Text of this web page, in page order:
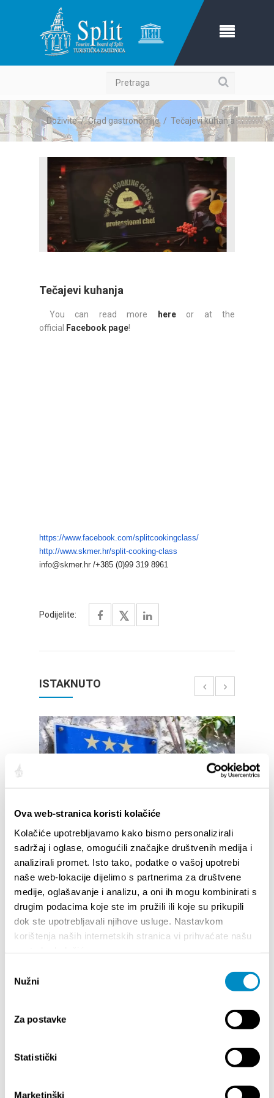
Ova web-stranica koristi kolačiće
Kolačiće upotrebljavamo kako bismo personalizirali
sadržaj i oglase, omogućili značajke društvenih medija i
analizirali promet. Isto tako, podatke o vašoj upotrebi
naše web-lokacije dijelimo s partnerima za društvene
medije, oglašavanje i analizu, a oni ih mogu kombinirati s
drugim podacima koje ste im pružili ili koje su prikupili
dok ste upotrebljavali njihove usluge. Nastavkom
korištenja naših internetskih stranica vi prihvaćate našu
pristanka
Nužni
Za postavke
Statistički
Marketinški
Pretraga
Doživite/Grad gastronomije/ Tečajevi kuhanja
Tečajevi kuhanja
You can read more hereor at the
official
Facebook page!
https://www.facebook.com/splitcookingclass/
http://www.skmer.hr/split-cooking-class
info@skmer.hr /+385 (0)99 319 8961
Podijelite:
ISTAKNUTO
STUPA NA SNAGU POČETKOM 2027. - VAŽNA
INFORMACIJA – IZDAVANJE REGISTRACIJSKOG
BROJA
DOGAĐANJA
72.